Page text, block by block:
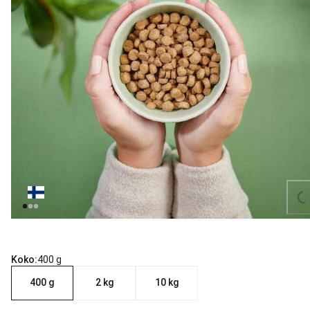
Loading...
Koko:400 g
400 g 2 kg 10 kg